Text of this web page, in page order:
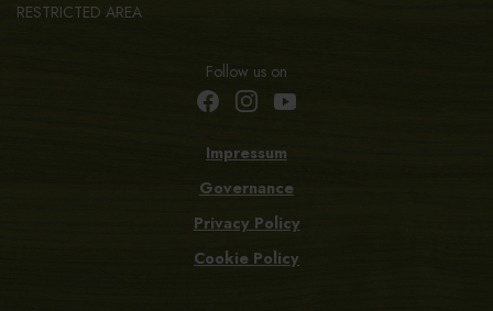
RESTRICTED AREA
Follow us on
Impressum
Governance
Privacy Policy
Cookie Policy